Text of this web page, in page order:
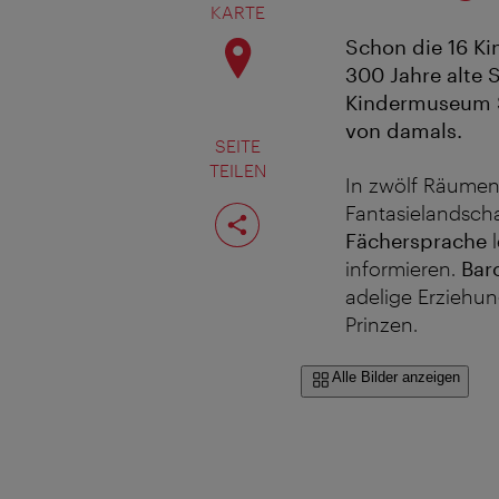
KARTE
SEITE
TEILEN
Seite
teilen
Schon die 16
300 Jahre alte
von damals.
In zwölf
Fächersprache
informieren.
adelige
Prinzen.
Alle Bilder anzeigen